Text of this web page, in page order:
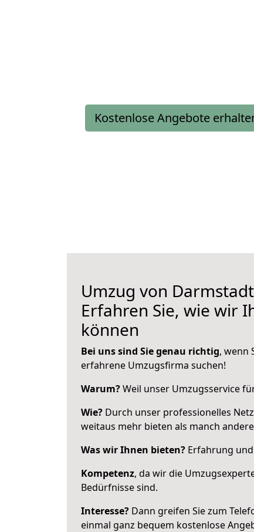
Kostenlose Angebote
Umzug von
Erfahren Sie, wie wir
können
Bei uns sind Sie genau richtig, wenn
erfahrene Umzugsfirma suchen!
Warum?Weil unser Umzugsservice
Wie? Durch unser professionelles
weitaus mehr bieten als manch
Was wir Ihnen bieten? Erfahrung und
Kompetenz, da wir die
Bedürfnisse sind.
Interesse? Dann greifen Sie zum
einmal ganz bequem kostenlose